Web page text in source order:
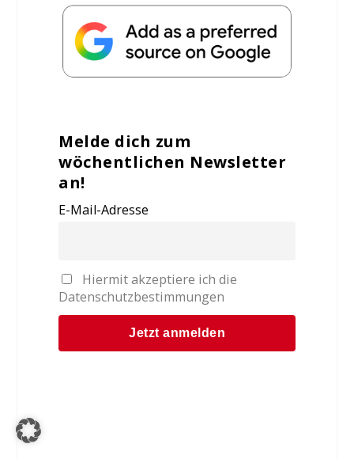
Melde dich zum
wöchentlichen Newsletter
an!
E-Mail-Adresse
Hiermit akzeptiere ich die
Datenschutzbestimmungen